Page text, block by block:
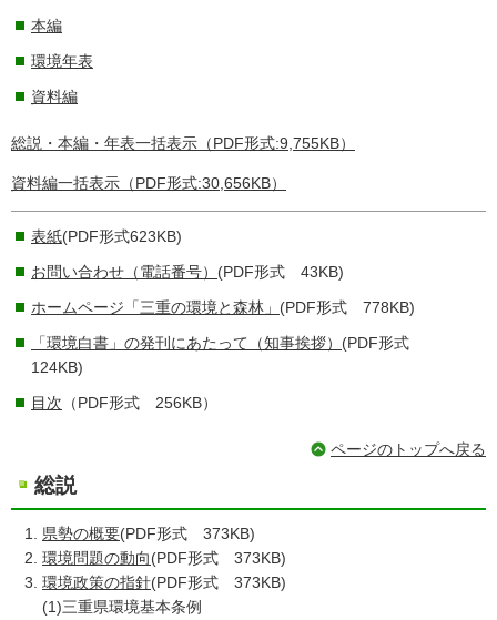
本編
環境年表
資料編
総説・本編・年表一括表示（PDF形式:9,755KB）
資料編一括表示（PDF形式:30,656KB）
表紙(PDF形式623KB)
お問い合わせ（電話番号） (PDF形式 43KB)
ホームページ「三重の環境と森林」 (PDF形式 778KB)
「環境白書」の発刊にあたって（知事挨拶） (PDF形式
124KB)
目次 （PDF形式 256KB）
ページのトップへ戻る
総説
県勢の概要(PDF形式 373KB)
環境問題の動向(PDF形式 373KB)
環境政策の指針(PDF形式 373KB)
(1)三重県環境基本条例